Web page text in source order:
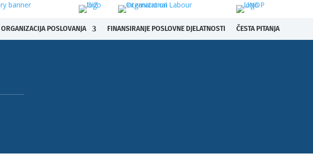
ORGANIZACIJA POSLOVANJA FINANSIRANJE POSLOVNE DJELATNOSTI ČESTA PITANJA